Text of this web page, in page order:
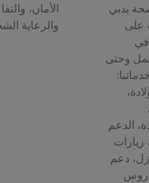
بدبي
على
في
وحتى
الدعم
زيارات
دعم
الأمان،
والرعاية